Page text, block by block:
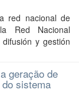
red nacional de
Red Nacional
y gestión
geração de
sistema